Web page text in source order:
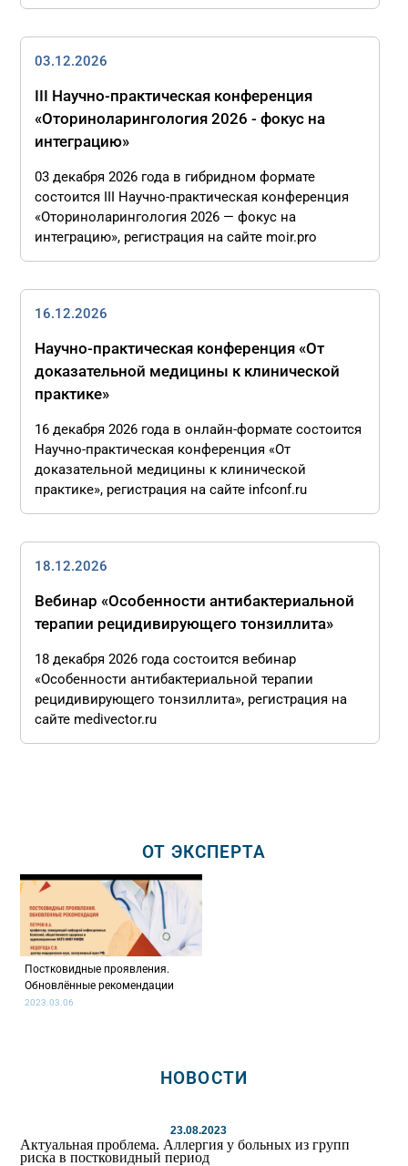
03.12.2026
III Научно-практическая конференция
«Оториноларингология 2026 - фокус на
интеграцию»
03 декабря 2026 года в гибридном формате
состоится III Научно-практическая конференция
«Оториноларингология 2026 — фокус на
интеграцию», регистрация на сайте moir.pro
16.12.2026
Научно-практическая конференция «От
доказательной медицины к клинической
практике»
16 декабря 2026 года в онлайн-формате состоится
Научно-практическая конференция «От
доказательной медицины к клинической
практике», регистрация на сайте infconf.ru
18.12.2026
Вебинар «Особенности антибактериальной
терапии рецидивирующего тонзиллита»
18 декабря 2026 года состоится вебинар
«Особенности антибактериальной терапии
рецидивирующего тонзиллита», регистрация на
сайте medivector.ru
ОТ ЭКСПЕРТА
Постковидные проявления.
Обновлённые рекомендации
2023.03.06
НОВОСТИ
23.08.2023
Актуальная проблема. Аллергия у больных из групп
риска в постковидный период